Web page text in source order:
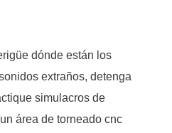
dónde están los
extraños, detenga
simulacros de
área de torneado cnc